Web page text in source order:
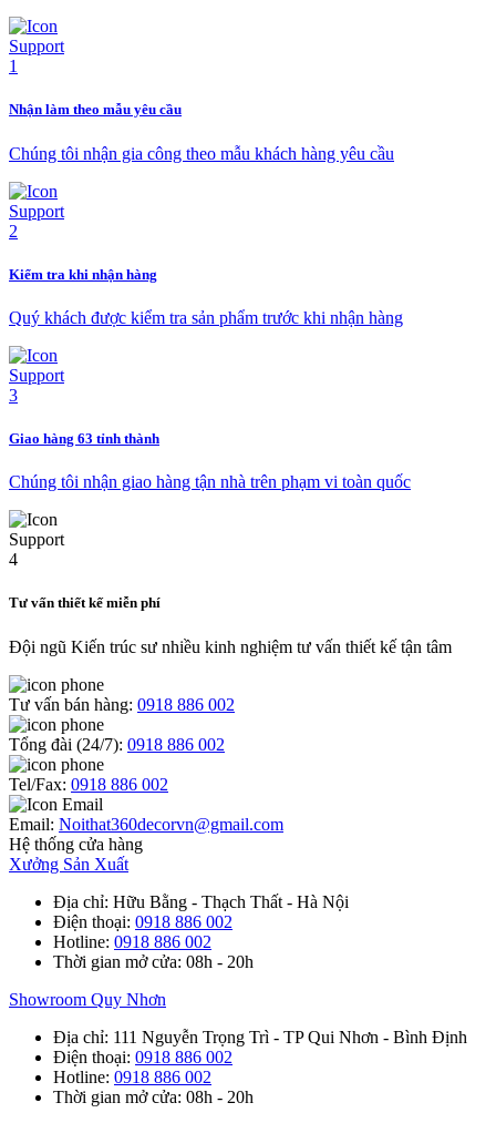
Nhận làm theo mẫu yêu cầu
Chúng tôi nhận gia công theo mẫu khách hàng yêu cầu
Kiểm tra khi nhận hàng
Quý khách được kiểm tra sản phẩm trước khi nhận hàng
Giao hàng 63 tỉnh thành
Chúng tôi nhận giao hàng tận nhà trên phạm vi toàn quốc
Tư vấn thiết kế miễn phí
Đội ngũ Kiến trúc sư nhiều kinh nghiệm tư vấn thiết kế tận tâm
Tư vấn bán hàng: 0918 886 002
Tổng đài (24/7): 0918 886 002
Tel/Fax: 0918 886 002
Email: Noithat360decorvn@gmail.com
Hệ thống cửa hàng
Xưởng Sản Xuất
Địa chỉ: Hữu Bằng - Thạch Thất - Hà Nội
Điện thoại: 0918 886 002
Hotline: 0918 886 002
Thời gian mở cửa: 08h - 20h
Showroom Quy Nhơn
Địa chỉ: 111 Nguyễn Trọng Trì - TP Qui Nhơn - Bình Định
Điện thoại: 0918 886 002
Hotline: 0918 886 002
Thời gian mở cửa: 08h - 20h